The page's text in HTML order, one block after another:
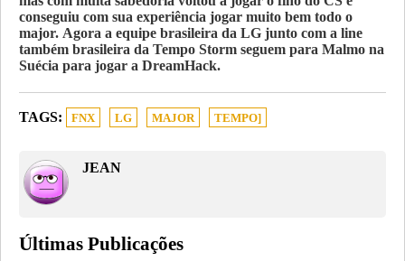
conseguiu com sua experiência jogar muito bem todo o
major. Agora a equipe brasileira da LG junto com a line
também brasileira da Tempo Storm seguem para Malmo na
Suécia para jogar a DreamHack.
TAGS: FNX LG MAJOR TEMPO]
JEAN
Últimas Publicações